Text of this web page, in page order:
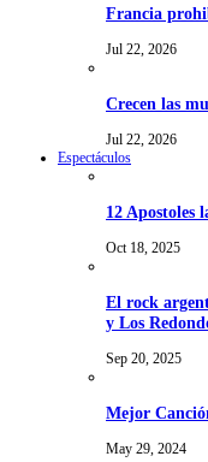
Francia
Jul 22, 2026
Crecen las
Jul 22, 2026
Espectáculos
12 Apostoles
Oct 18, 2025
El rock
y Los
Sep 20, 2025
Mejor
May 29, 2024